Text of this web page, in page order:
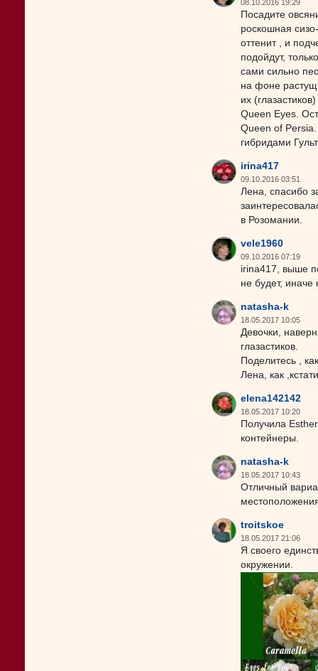
08.10.2016 19:29
Посадите
роскошная
оттенит , и
подойдут,
сами сильно
на фоне
их
Queen Eyes.
Queen of
гибридами
irina417
09.10.2016 03:51
Лена, спасибо
в Розомании.
vele1960
09.10.2016 07:19
irina417, выше
не будет, иначе
natasha-k
18.05.2017 10:05
Девочки,
глазастиков.
Поделитесь ,
Лена, как
elena142142
18.05.2017 10:20
Получила
контейнеры.
natasha-k
18.05.2017 10:43
Отличный
troitskoe
18.05.2017 21:06
Я своего
окружении.